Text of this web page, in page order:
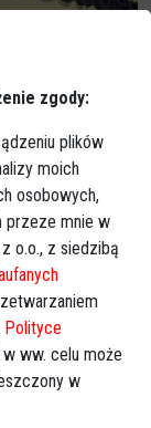
eOstrołęki
sprawie ataku
"Nie da
zgody:
plików
moich
osobowych,
przeze mnie w
o.o., z siedzibą
Polityce
ww. celu może
w